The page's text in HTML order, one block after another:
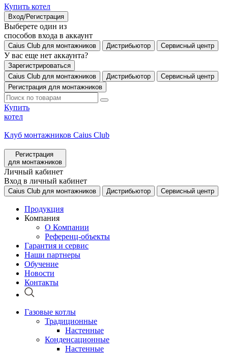
Купить котел
Вход/Регистрация
Выберете один из
способов входа в аккаунт
Caius Club для монтажников Дистрибьютор Сервисный центр
У вас еще нет аккаунта?
Зарегистрироваться
Caius Club для монтажников
Дистрибьютор
Сервисный центр
Регистрация для монтажников
Купить
котел
Клуб монтажников Caius Club
Регистрация
для монтажников
Личный кабинет
Вход в личный кабинет
Caius Club для монтажников Дистрибьютор Сервисный центр
Продукция
Компания
О Компании
Референц-объекты
Гарантия и сервис
Наши партнеры
Обучение
Новости
Контакты
Газовые котлы
Традиционные
Настенные
Конденсационные
Настенные